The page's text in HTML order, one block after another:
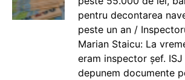
pentru decontarea
peste un an /
Marian Staicu: La
eram inspector șef.
depunem documente